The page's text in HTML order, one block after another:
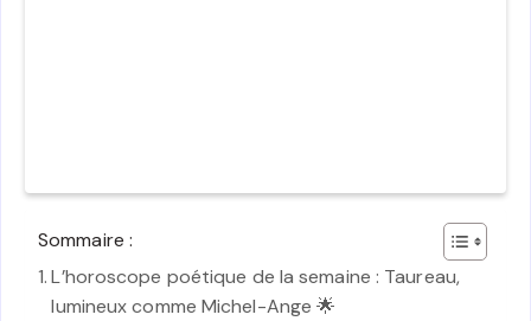
Sommaire :
L’horoscope poétique de la semaine : Taureau,
lumineux comme Michel-Ange 🌟